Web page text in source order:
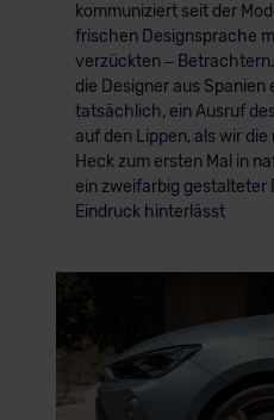
kommuniziert seit der
frischen Designsprache
verzückten –
die Designer aus Spanien
tatsächlich, ein Ausruf
auf den Lippen, als wir
Heck zum ersten Mal in
ein zweifarbig gestalteter
Eindruck hinterlässt